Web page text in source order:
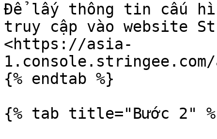
Để lấy thông tin cấu
truy cập vào website
<https://asia-
{% endtab %}
{% tab title="Bước 2"